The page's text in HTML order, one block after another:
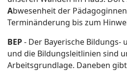
Abwesenheit der
Terminänderung bis zum
BEP- Der Bayerische Bildungs-
und die Bildungsleitlinien sind
Arbeitsgrundlage. Daneben